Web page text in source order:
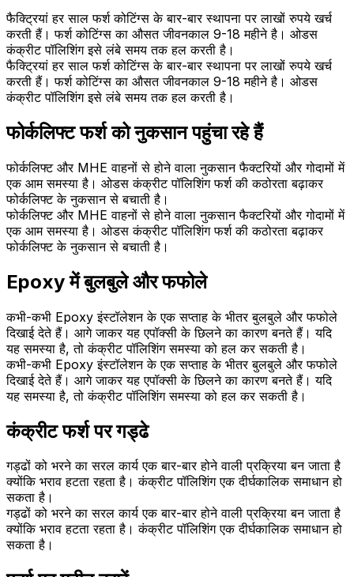
फैक्ट्रियां हर साल फर्श कोटिंग्स के बार-बार स्थापना पर लाखों रुपये खर्च
करती हैं। फर्श कोटिंग्स का औसत जीवनकाल 9-18 महीने है। ओडस
कंक्रीट पॉलिशिंग इसे लंबे समय तक हल करती है।
फैक्ट्रियां हर साल फर्श कोटिंग्स के बार-बार स्थापना पर लाखों रुपये खर्च
करती हैं। फर्श कोटिंग्स का औसत जीवनकाल 9-18 महीने है। ओडस
कंक्रीट पॉलिशिंग इसे लंबे समय तक हल करती है।
फोर्कलिफ्ट फर्श को नुकसान पहुंचा रहे हैं
फोर्कलिफ्ट और MHE वाहनों से होने वाला नुकसान फैक्टरियों और गोदामों में
एक आम समस्या है। ओडस कंक्रीट पॉलिशिंग फर्श की कठोरता बढ़ाकर
फोर्कलिफ्ट के नुकसान से बचाती है।
फोर्कलिफ्ट और MHE वाहनों से होने वाला नुकसान फैक्टरियों और गोदामों में
एक आम समस्या है। ओडस कंक्रीट पॉलिशिंग फर्श की कठोरता बढ़ाकर
फोर्कलिफ्ट के नुकसान से बचाती है।
Epoxy में बुलबुले और फफोले
कभी-कभी Epoxy इंस्टॉलेशन के एक सप्ताह के भीतर बुलबुले और फफोले
दिखाई देते हैं। आगे जाकर यह एपॉक्सी के छिलने का कारण बनते हैं। यदि
यह समस्या है, तो कंक्रीट पॉलिशिंग समस्या को हल कर सकती है।
कभी-कभी Epoxy इंस्टॉलेशन के एक सप्ताह के भीतर बुलबुले और फफोले
दिखाई देते हैं। आगे जाकर यह एपॉक्सी के छिलने का कारण बनते हैं। यदि
यह समस्या है, तो कंक्रीट पॉलिशिंग समस्या को हल कर सकती है।
कंक्रीट फर्श पर गड्ढे
गड्ढों को भरने का सरल कार्य एक बार-बार होने वाली प्रक्रिया बन जाता है
क्योंकि भराव हटता रहता है। कंक्रीट पॉलिशिंग एक दीर्घकालिक समाधान हो
सकता है।
गड्ढों को भरने का सरल कार्य एक बार-बार होने वाली प्रक्रिया बन जाता है
क्योंकि भराव हटता रहता है। कंक्रीट पॉलिशिंग एक दीर्घकालिक समाधान हो
सकता है।